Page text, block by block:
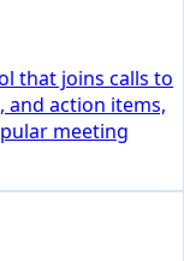
that joins calls to
action items,
meeting